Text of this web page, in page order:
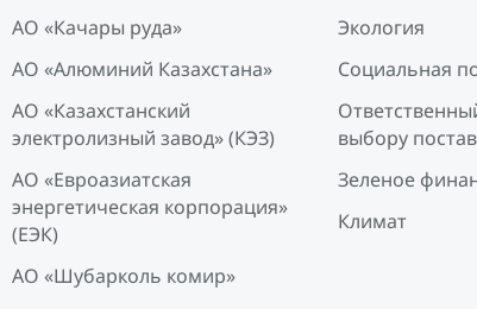
АО «Качары руда»
АО «Алюминий Казахстана»
АО «Казахстанский
электролизный завод» (КЭЗ)
АО «Евроазиатская
энергетическая корпорация»
(ЕЭК)
АО «Шубарколь комир»
Экология
Социальная
выбору
Зеленое
Климат